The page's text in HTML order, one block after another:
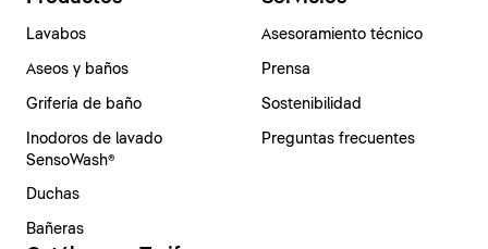
Lavabos
Aseos y baños
Grifería de baño
Inodoros de lavado
SensoWash®
Duchas
Bañeras
Asesoramiento técnico
Prensa
Sostenibilidad
Preguntas frecuentes